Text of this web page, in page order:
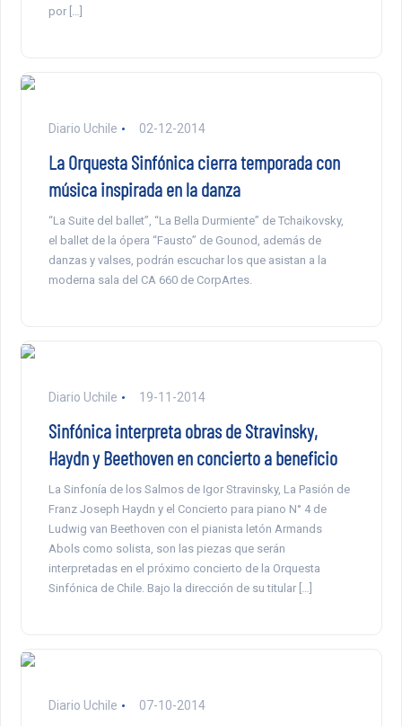
por […]
Diario Uchile 02-12-2014
La Orquesta Sinfónica cierra temporada con
música inspirada en la danza
“La Suite del ballet”, “La Bella Durmiente” de Tchaikovsky,
el ballet de la ópera “Fausto” de Gounod, además de
danzas y valses, podrán escuchar los que asistan a la
moderna sala del CA 660 de CorpArtes.
Diario Uchile 19-11-2014
Sinfónica interpreta obras de Stravinsky,
Haydn y Beethoven en concierto a beneficio
La Sinfonía de los Salmos de Igor Stravinsky, La Pasión de
Franz Joseph Haydn y el Concierto para piano N° 4 de
Ludwig van Beethoven con el pianista letón Armands
Abols como solista, son las piezas que serán
interpretadas en el próximo concierto de la Orquesta
Sinfónica de Chile. Bajo la dirección de su titular […]
Diario Uchile 07-10-2014